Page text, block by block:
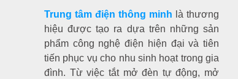
Trung tâm điện thông minh là thương
hiệuđược tạo ra dựa trên những sản
phẩm công nghệ điện hiện đại và tiên
tiến phục vụ cho nhu sinh hoạt trong gia
đình. Từ việc tắt mở đèn tự động, mở